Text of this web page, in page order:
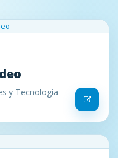
y Tecnología